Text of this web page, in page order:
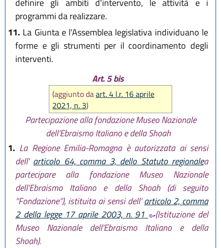
definire gli ambiti d'intervento, le attività e i
programmi da realizzare.
11. La Giunta e l'Assemblea legislativa individuano le
forme e gli strumenti per il coordinamento degli
interventi.
Art. 5 bis
(aggiunto daart. 4 l.r. 16 aprile
2021, n. 3)
Partecipazione alla fondazione Museo Nazionale
dell’Ebraismo Italiano e della Shoah
1. La Regione Emilia-Romagna è autorizzata ai sensi
dell' articolo 64, comma 3, dello Statuto regionalea
partecipare alla fondazione Museo Nazionale
dell’Ebraismo Italiano e della Shoah (di seguito
“Fondazione”), istituita ai sensi dell’articolo 2, comma
2 della legge 17 aprile 2003, n. 91
(Istituzione del
Museo Nazionale dell'Ebraismo Italiano e della
Shoah).